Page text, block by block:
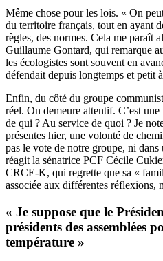
Même chose pour les lois. « On
du territoire français, tout en ayant
règles, des normes. Cela me paraît
Guillaume Gontard, qui remarque
les écologistes sont souvent en
défendait depuis longtemps et petit
Enfin, du côté du groupe
réel. On demeure attentif. C’est
de qui ? Au service de quoi ? Je
présentes hier, une volonté de
pas le vote de notre groupe, ni dans
réagit la sénatrice PCF Cécile
CRCE-K, qui regrette que sa «
associée aux différentes réflexions,
« Je suppose que le
présidents des assemblées
température »